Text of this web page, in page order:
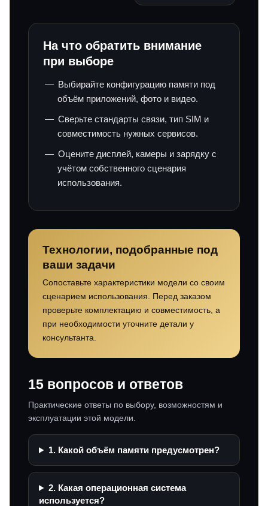
На что обратить внимание
при выборе
Выбирайте конфигурацию памяти под
объём приложений, фото и видео.
Сверьте стандарты связи, тип SIM и
совместимость нужных сервисов.
Оцените дисплей, камеры и зарядку с
учётом собственного сценария
использования.
Технологии, подобранные под
ваши задачи
Сопоставьте характеристики модели со своим
сценарием использования. Перед заказом
проверьте комплектацию и совместимость, а
при необходимости уточните детали у
консультанта.
15 вопросов и ответов
Практические ответы по выбору, возможностям и
эксплуатации этой модели.
1. Какой объём памяти предусмотрен?
2. Какая операционная система
используется?